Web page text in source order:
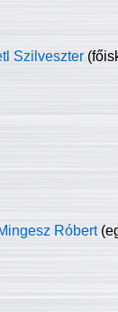
Szilveszter
Róbert